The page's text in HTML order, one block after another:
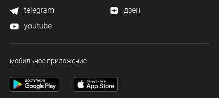
telegram
дзен
youtube
мобильное приложение